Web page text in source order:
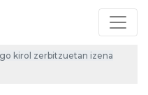
kirol zerbitzuetan izena